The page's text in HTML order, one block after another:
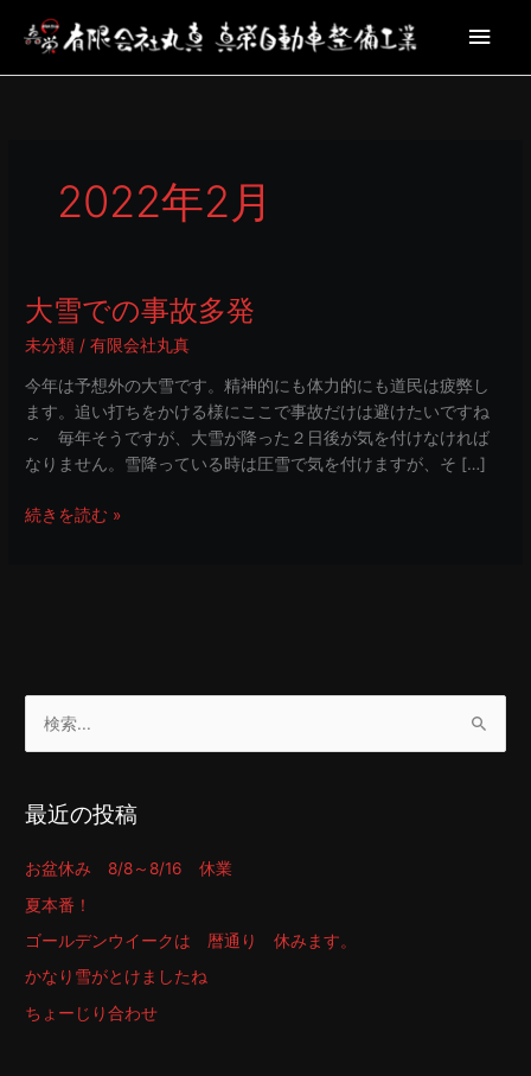
メ
イ
2022年2月
大雪での事故多発
未分類 /有限会社丸真
今年は予想外の大雪です。精神的にも体力的にも道民は疲弊し
ます。追い打ちをかける様にここで事故だけは避けたいですね
～ 毎年そうですが、大雪が降った２日後が気を付けなければ
なりません。雪降っている時は圧雪で気を付けますが、そ […]
大
で
の
事
故
多
続きを読む »
象
最近の投稿
お盆休み 8/8～8/16 休業
夏本番！
ゴールデンウイークは 暦通り 休みます。
かなり雪がとけましたね
ちょーじり合わせ